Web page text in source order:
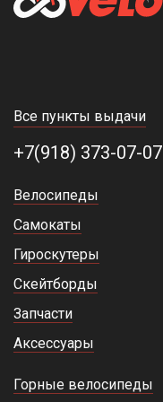
Все пункты выдачи
+7(918) 373-07-07
Велосипеды
Самокаты
Гироскутеры
Скейтборды
Запчасти
Аксессуары
Горные велосипеды